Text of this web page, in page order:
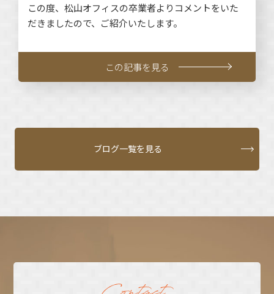
この度、松山オフィスの卒業者よりコメントをいた
だきましたので、ご紹介いたします。
この記事を見る
ブログ一覧を見る